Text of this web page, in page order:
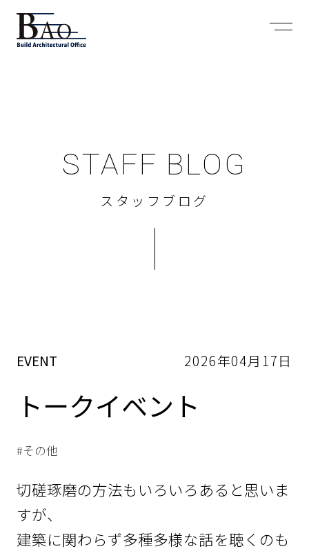
STAFF BLOG
スタッフブログ
EVENT 2026年04月17日
トークイベント
その他
切磋琢磨の方法もいろいろあると思いま
すが、
建築に関わらず多種多様な話を聴くのも